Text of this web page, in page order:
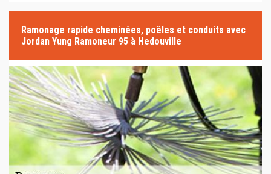
Ramonage rapide cheminées, poêles et conduits avec
Jordan Yung Ramoneur 95 à Hedouville